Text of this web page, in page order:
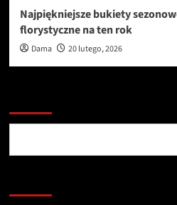
Najpiękniejsze bukiety
florystyczne na ten rok
Dama 20 lutego, 2026